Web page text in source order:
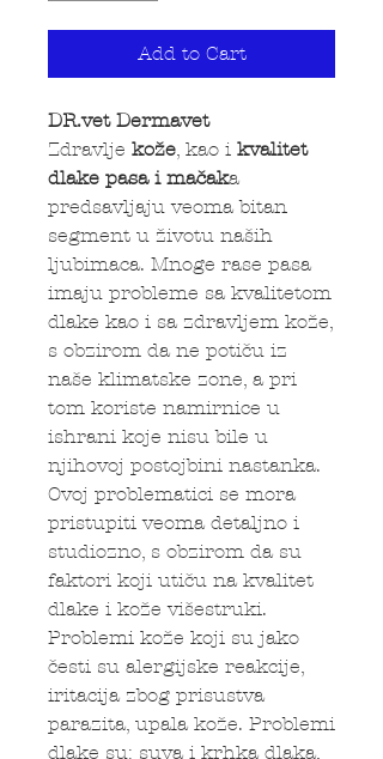
Add to Cart
DR.vet Dermavet
Zdravlje kože , kao i kvalitet
dlake pasa i mačaka
predsavljaju veoma bitan
segment u životu naših
ljubimaca. Mnoge rase pasa
imaju probleme sa kvalitetom
dlake kao i sa zdravljem kože,
s obzirom da ne potiču iz
naše klimatske zone, a pri
tom koriste namirnice u
ishrani koje nisu bile u
njihovoj postojbini nastanka.
Ovoj problematici se mora
pristupiti veoma detaljno i
studiozno, s obzirom da su
faktori koji utiču na kvalitet
dlake i kože višestruki.
Problemi kože koji su jako
česti su alergijske reakcije,
iritacija zbog prisustva
parazita, upala kože. Problemi
dlake su: suva i krhka dlaka,